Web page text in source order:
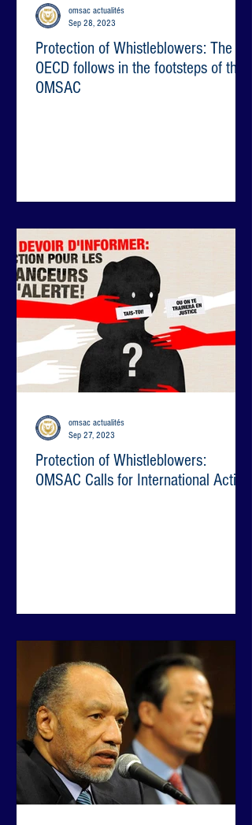
Protection of Whistleblowers: The
OECD follows in the footsteps of the
OMSAC
omsac actualités
Sep 28, 2023
Protection of Whistleblowers:
OMSAC Calls for International Action
omsac actualités
Sep 27, 2023